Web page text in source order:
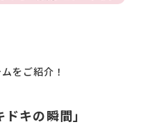
をご紹介！
キの瞬間」